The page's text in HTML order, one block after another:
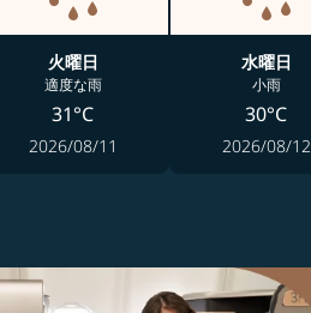
火曜日
適度な雨
31°C
2026/08/11
水曜日
小雨
30°C
2026/08/12